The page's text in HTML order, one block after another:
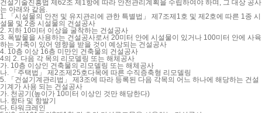
건설기술진흥법 제62조 제1항에 따라 안전관리계획을 수립하여야 하며, 그 대상 공사
는 아래와 같음.
1. 「시설물의 안전 및 유지관리에 관한 특별법」 제7조제1호 및 제2호에 따른 1종 시
설물 및 2종 시설물의 건설공사
2. 지하 10미터 이상을 굴착하는 건설공사
3. 폭발물을 사용하는 건설공사로서 20미터 안에 시설물이 있거나 100미터 안에 사육
하는 가축이 있어 영향을 받을 것이 예상되는 건설공사
4. 10층 이상 16층 미만인 건축물의 건설공사
4의 2. 다음 각 목의 리모델링 또는 해체공사
가. 10층 이상인 건축물의 리모델링 또는 해체공사
나. 「주택법」 제2조제25호다목에 따른 수직증축형 리모델링
5. 「건설기계관리법」 제3조에 따라 등록된 다음 각목의 어느 하나에 해당하는 건설
기계가 사용 되는 건설공사
가. 천공기(높이가 10미터 이상인 것만 해당한다)
나. 항타 및 항발기
다. 타워크레인